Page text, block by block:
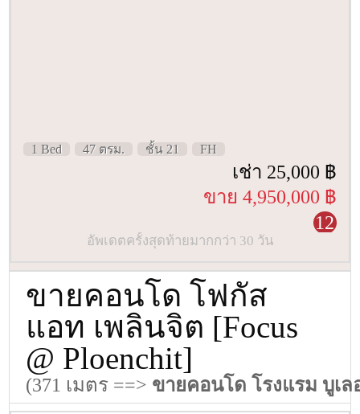
1 Bed 47 ตรม. ชั้น 21 FH
เช่า 25,000 ฿
ขาย 4,950,000 ฿
12
อัพเดตครั้งสุดท้ายมากกว่า 30 วัน
ขายคอนโด โฟกัส
แอท เพลินจิต [Focus
@ Ploenchit]
(371 เมตร ==> ขายคอนโด โรงแรม บูเ